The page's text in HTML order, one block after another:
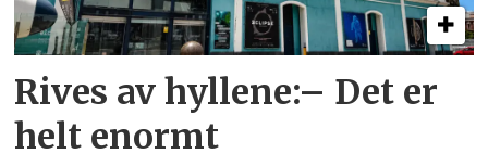
Rives av hyllene:– Det er
helt enormt